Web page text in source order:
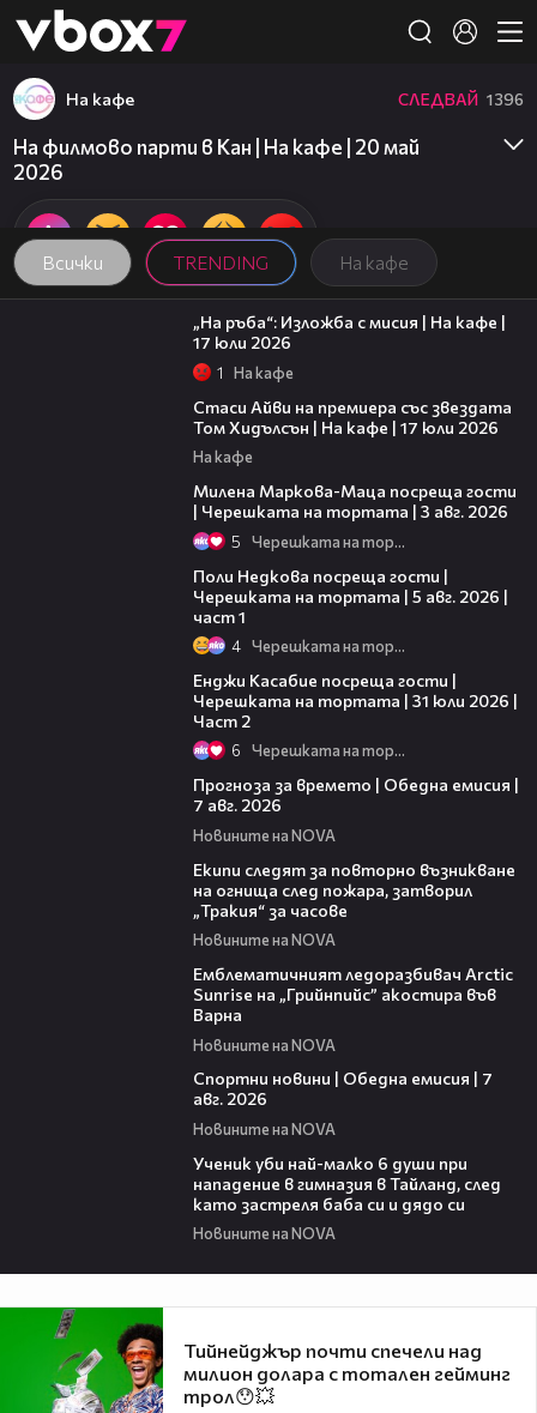
👾
Всички TRENDING На кафе
На кафе СЛЕДВАЙ 1396
На филмово парти в Кан | На кафе | 20 май
2026
09:09
„На ръба“: Изложба с мисия | На кафе |
17 юли 2026
1 На кафе
Стаси Айви на премиера със звездата
Том Хидълсън | На кафе | 17 юли 2026
На кафе
Милена Маркова-Маца посреща гости
| Черешката на тортата | 3 авг. 2026
5 Черешката на тортата
Поли Недкова посреща гости |
Черешката на тортата | 5 авг. 2026 |
част 1
4 Черешката на тортата
Енджи Касабие посреща гости |
Черешката на тортата | 31 юли 2026 |
Част 2
6 Черешката на тортата
Прогноза за времето | Обедна емисия |
7 авг. 2026
Новините на NOVA
Екипи следят за повторно възникване
на огнища след пожара, затворил
„Тракия“ за часове
Новините на NOVA
Емблематичният ледоразбивач Arctic
Sunrise на „Грийнпийс” акостира във
Варна
Новините на NOVA
Спортни новини | Обедна емисия | 7
aвг. 2026
Новините на NOVA
Ученик уби най-малко 6 души при
нападение в гимназия в Тайланд, след
като застреля баба си и дядо си
Новините на NOVA
Тийнейджър почти спечели над
милион долара с тотален гейминг
трол😯💥